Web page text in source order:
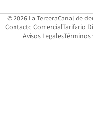
© 2026 La TerceraCanal de
Contacto ComercialOpens in
Tarifario
Avisos LegalesOpens in
Términos